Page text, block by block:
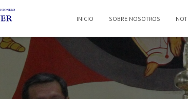
INICIO SOBRE NOSOTROS